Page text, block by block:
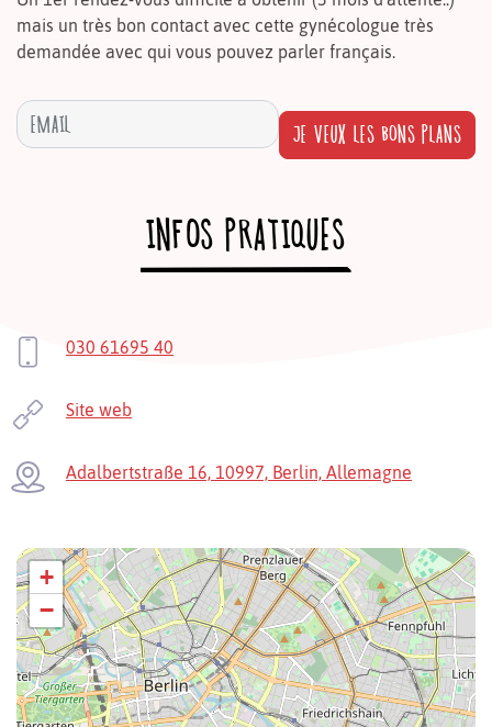
mais un très bon contact avec cette gynécologue très
demandée avec qui vous pouvez parler français.
JE VEUX LES BONS PLANS
INFOS PRATIQUES
030 61695 40
Site web
Adalbertstraße 16, 10997, Berlin, Allemagne
+
−